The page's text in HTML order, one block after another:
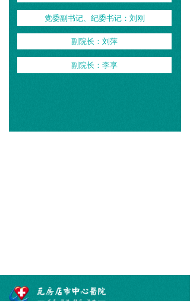
党委副书记、纪委书记：刘刚
副院长：刘萍
副院长：李享